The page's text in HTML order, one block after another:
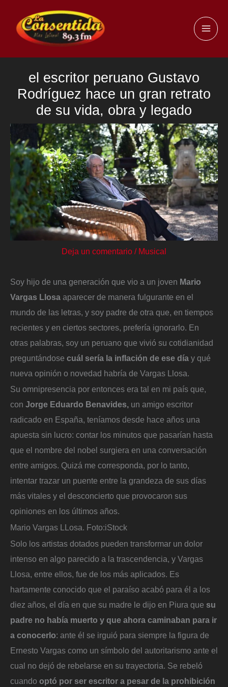
contenido
el escritor peruano Gustavo
Rodríguez hace un gran retrato
de su vida, obra y legado
Deja un comentario / Musical
Soy hijo de una generación que vio a un joven Mario
Vargas Llosa aparecer de manera fulgurante en el
mundo de las letras, y soy padre de otra que, en tiempos
recientes y en ciertos sectores, prefería ignorarlo. En
otras palabras, soy un peruano que vivió su cotidianidad
preguntándose cuál sería la inflación de ese día y qué
nueva opinión o novedad habría de Vargas Llosa.
Su omnipresencia por entonces era tal en mi país que,
con Jorge Eduardo Benavides, un amigo escritor
radicado en España, teníamos desde hace años una
apuesta sin lucro: contar los minutos que pasarían hasta
que el nombre del nobel surgiera en una conversación
entre amigos. Quizá me corresponda, por lo tanto,
intentar trazar un puente entre la grandeza de sus días
más vitales y el desconcierto que provocaron sus
opiniones en los últimos años.
Mario Vargas LLosa. Foto:iStock
Solo los artistas dotados pueden transformar un dolor
intenso en algo parecido a la trascendencia, y Vargas
Llosa, entre ellos, fue de los más aplicados. Es
hartamente conocido que el paraíso acabó para él a los
diez años, el día en que su madre le dijo en Piura que su
padre no había muerto y que ahora caminaban para ir
a conocerlo: ante él se irguió para siempre la figura de
Ernesto Vargas como un símbolo del autoritarismo ante el
cual no dejó de rebelarse en su trayectoria. Se rebeló
cuando optó por ser escritor a pesar de la prohibición